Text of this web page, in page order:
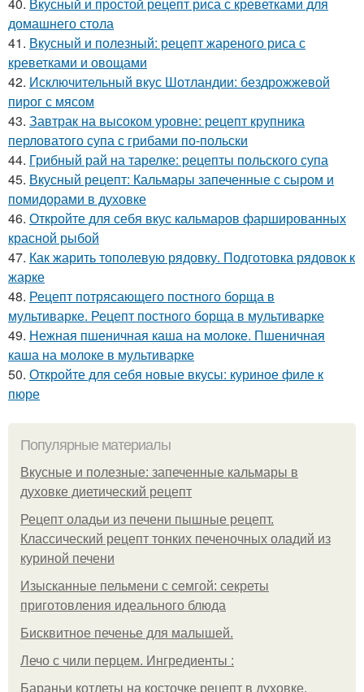
домашнего стола
41. Вкусный и полезный: рецепт жареного риса с
креветками и овощами
42. Исключительный вкус Шотландии: бездрожжевой
пирог с мясом
43. Завтрак на высоком уровне: рецепт крупника
перловатого супа с грибами по-польски
44. Грибный рай на тарелке: рецепты польского супа
45. Вкусный рецепт: Кальмары запеченные с сыром и
помидорами в духовке
46. Откройте для себя вкус кальмаров фаршированных
красной рыбой
47. Как жарить тополевую рядовку. Подготовка рядовок к
жарке
48. Рецепт потрясающего постного борща в
мультиварке. Рецепт постного борща в мультиварке
49. Нежная пшеничная каша на молоке. Пшеничная
каша на молоке в мультиварке
50. Откройте для себя новые вкусы: куриное филе к
пюре
Популярные материалы
Вкусные и полезные: запеченные кальмары в
духовке диетический рецепт
Рецепт оладьи из печени пышные рецепт.
Классический рецепт тонких печеночных оладий из
куриной печени
Изысканные пельмени с семгой: секреты
приготовления идеального блюда
Бисквитное печенье для малышей.
Лечо с чили перцем. Ингредиенты :
Бараньи котлеты на косточке рецепт в духовке.